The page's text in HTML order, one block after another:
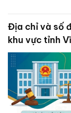
Địa chỉ và số
khu vực tỉnh